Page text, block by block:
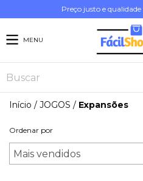
Preço justo e
MENU
Início / JOGOS / Expansões
Ordenar por